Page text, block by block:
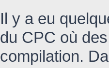
Il y a eu
du CPC où
compilation.